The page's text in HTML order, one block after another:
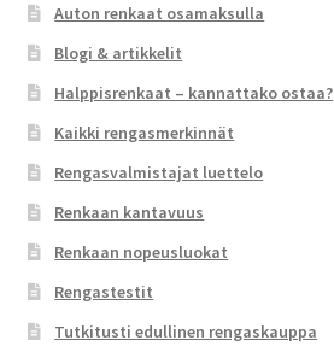
Auton renkaat osamaksulla
Blogi & artikkelit
Halppisrenkaat – kannattako ostaa?
Kaikki rengasmerkinnät
Rengasvalmistajat luettelo
Renkaan kantavuus
Renkaan nopeusluokat
Rengastestit
Tutkitusti edullinen rengaskauppa